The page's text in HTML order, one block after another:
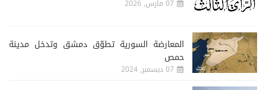
07 مارس, 2026
المعارضة السورية تطوّق دمشق وتدخل مدينة
حمص
07 ديسمبر, 2024